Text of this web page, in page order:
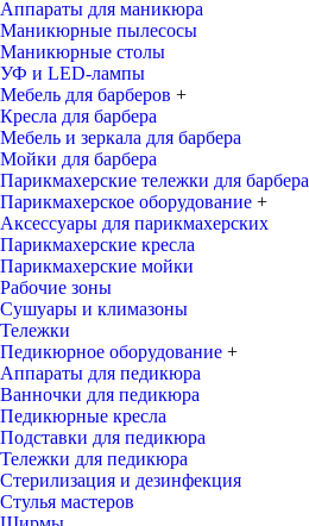
Аппараты для маникюра
Маникюрные пылесосы
Маникюрные столы
УФ и LED-лампы
Мебель для барберов +
Кресла для барбера
Мебель и зеркала для барбера
Мойки для барбера
Парикмахерские тележки для барбера
Парикмахерское оборудование +
Аксессуары для парикмахерских
Парикмахерские кресла
Парикмахерские мойки
Рабочие зоны
Сушуары и климазоны
Тележки
Педикюрное оборудование +
Аппараты для педикюра
Ванночки для педикюра
Педикюрные кресла
Подставки для педикюра
Тележки для педикюра
Стерилизация и дезинфекция
Стулья мастеров